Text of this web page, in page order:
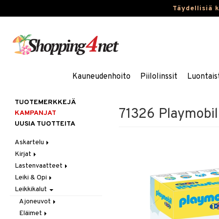
Täydellisiä
Kauneudenhoito Piilolinssit
71326
TUOTEMERKKEJÄ
KAMPANJAT
UUSIA TUOTTEITA
Askartelu
Askartelumateriaalit
Askartelusetti
Helmet
Koulutarvikkeet
Muovailuvaha
Piirrä ja maalaa
Kirjat
Askartelukirjat
Maalauskirjat
Päiväkirjat
Lastenvaatteet
Alaosat
Leggingsit
Alusvaatteet & Sukat
Kengät
Mekot
Leiki & Opi
Opetuslelut
Oppimispelit
Soittimet
Leikkikalut
Ajoneuvot
Autoradat
Eläimet